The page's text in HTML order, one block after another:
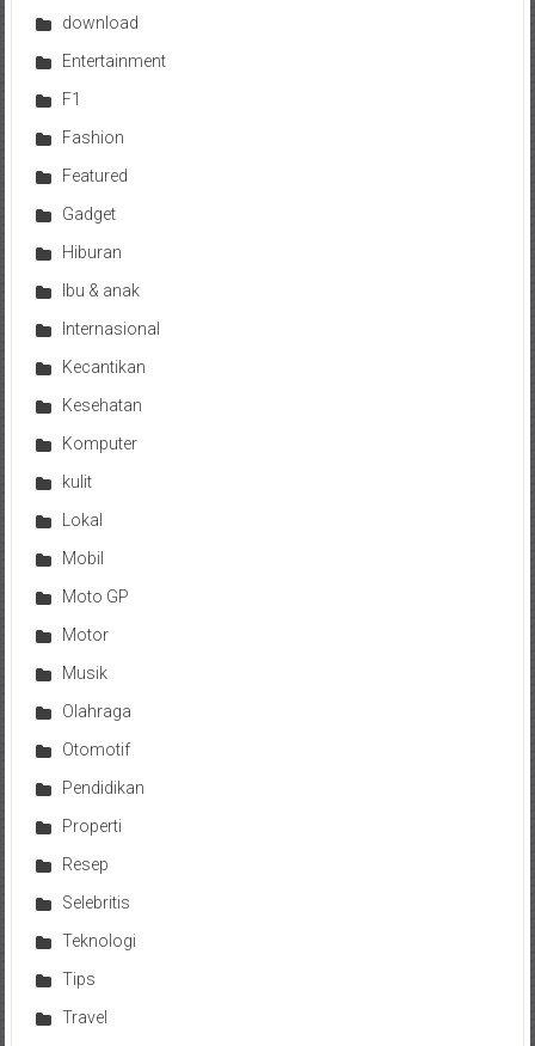
download
Entertainment
F1
Fashion
Featured
Gadget
Hiburan
Ibu & anak
Internasional
Kecantikan
Kesehatan
Komputer
kulit
Lokal
Mobil
Moto GP
Motor
Musik
Olahraga
Otomotif
Pendidikan
Properti
Resep
Selebritis
Teknologi
Tips
Travel